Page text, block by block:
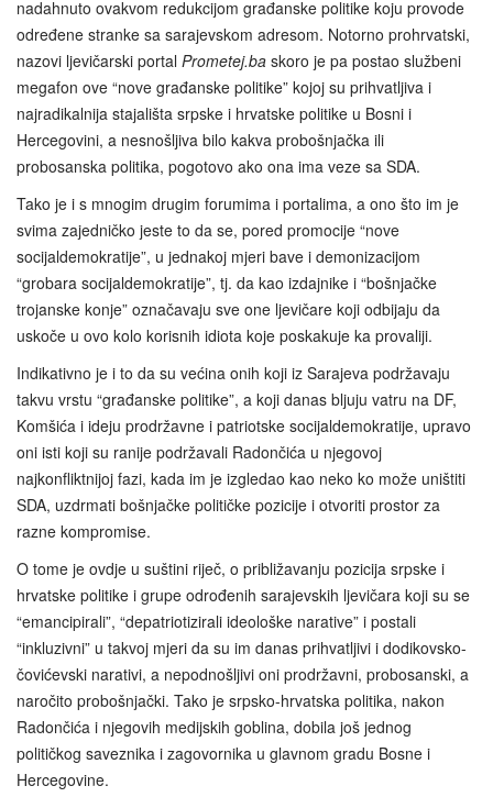
nadahnuto ovakvom redukcijom građanske politike koju provode
određene stranke sa sarajevskom adresom. Notorno prohrvatski,
nazovi ljevičarski portal Prometej.ba skoro je pa postao službeni
megafon ove “nove građanske politike” kojoj su prihvatljiva i
najradikalnija stajališta srpske i hrvatske politike u Bosni i
Hercegovini, a nesnošljiva bilo kakva probošnjačka ili
probosanska politika, pogotovo ako ona ima veze sa SDA.
Tako je i s mnogim drugim forumima i portalima, a ono što im je
svima zajedničko jeste to da se, pored promocije “nove
socijaldemokratije”, u jednakoj mjeri bave i demonizacijom
“grobara socijaldemokratije”, tj. da kao izdajnike i “bošnjačke
trojanske konje” označavaju sve one ljevičare koji odbijaju da
uskoče u ovo kolo korisnih idiota koje poskakuje ka provaliji.
Indikativno je i to da su većina onih koji iz Sarajeva podržavaju
takvu vrstu “građanske politike”, a koji danas bljuju vatru na DF,
Komšića i ideju prodržavne i patriotske socijaldemokratije, upravo
oni isti koji su ranije podržavali Radončića u njegovoj
najkonfliktnijoj fazi, kada im je izgledao kao neko ko može uništiti
SDA, uzdrmati bošnjačke političke pozicije i otvoriti prostor za
razne kompromise.
O tome je ovdje u suštini riječ, o približavanju pozicija srpske i
hrvatske politike i grupe odrođenih sarajevskih ljevičara koji su se
“emancipirali”, “depatriotizirali ideološke narative” i postali
“inkluzivni” u takvoj mjeri da su im danas prihvatljivi i dodikovsko-
čovićevski narativi, a nepodnošljivi oni prodržavni, probosanski, a
naročito probošnjački. Tako je srpsko-hrvatska politika, nakon
Radončića i njegovih medijskih goblina, dobila još jednog
političkog saveznika i zagovornika u glavnom gradu Bosne i
Hercegovine.